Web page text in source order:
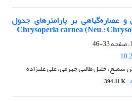
بر پارامترهای جدول
33-46
سمیع، خلیل طالبی جهرمی، علی علیزاده
394.11 K